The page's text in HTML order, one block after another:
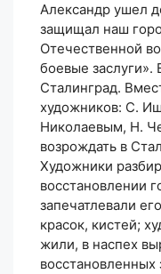
Александр ушел
защищал наш
Отечественной
боевые заслуги».
Сталинград.
художников: С.
Николаевым, Н.
возрождать в
Художники
восстановлении
запечатлевали
красок, кистей;
жили, в наспех